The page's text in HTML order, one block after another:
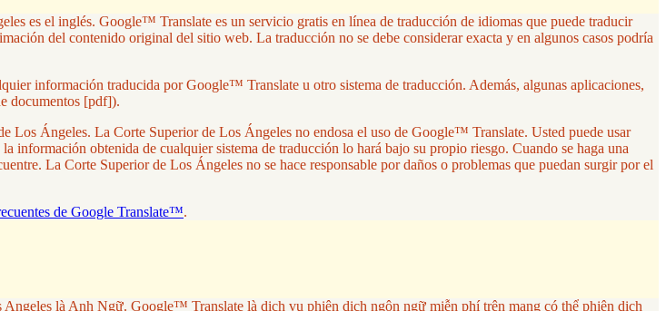
es el inglés. Google™ Translate es un servicio gratis en línea de traducción de idiomas que puede traducir
del contenido original del sitio web. La traducción no se debe considerar exacta y en algunos casos podría
información traducida por Google™ Translate u otro sistema de traducción. Además, algunas aplicaciones,
documentos [pdf]).
Los Ángeles. La Corte Superior de Los Ángeles no endosa el uso de Google™ Translate. Usted puede usar
información obtenida de cualquier sistema de traducción lo hará bajo su propio riesgo. Cuando se haga una
La Corte Superior de Los Ángeles no se hace responsable por daños o problemas que puedan surgir por el
de Google Translate™.
là Anh Ngữ. Google™ Translate là dịch vụ phiên dịch ngôn ngữ miễn phí trên mạng có thể phiên dịch